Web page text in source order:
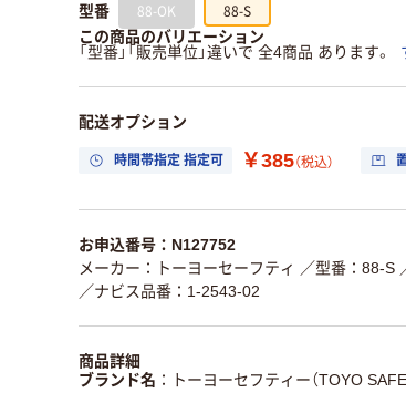
型番 88-OK 88-S
この商品のバリエーション
「型番」「販売単位」違いで 全4商品 あります。
配送オプション
時間帯指定 指定可 ￥385（税込）
お申込番号：N127752
メーカー：トーヨーセーフティ
／型番：88-S
／ナビス品番：1-2543-02
商品詳細
ブランド名
トーヨーセフティー（TOYO